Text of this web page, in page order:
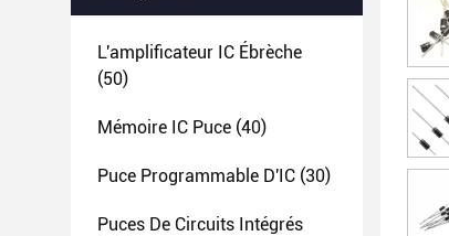
L'amplificateur IC Ébrèche
(50)
Mémoire IC Puce (40)
Puce Programmable D'IC (30)
Puces De Circuits Intégrés